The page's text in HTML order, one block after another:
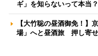
ギ」を知らないって本
【大竹聡の昼酒御免！】
場」へと昼酒旅 押し寄